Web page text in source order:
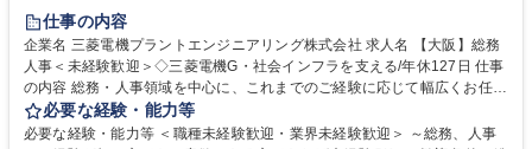
退職金あり
駅近5分以内
土日祝休み 服装自由 寮・社宅あり 食事補助あり
仕事の内容
企業名 三菱電機プラントエンジニアリング株式会社 求人名 【大阪】総務
人事＜未経験歓迎＞◇三菱電機G・社会インフラを支える/年休127日 仕事
の内容 総務・人事領域を中心に、これまでのご経験に応じて幅広くお任せ
します。 ＜具体的には＞ ・総務/人事労務（給与・社保・勤怠管理など）
・採用・教育研修 ・福利厚生運用 など ※基本的には事務所勤務ですが、
必要な経験・能力等
必要な経験・能力等 ＜職種未経験歓迎・業界未経験歓迎＞ ～総務、人事